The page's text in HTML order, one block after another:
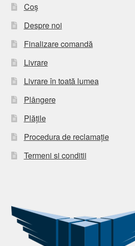
Coș
Despre noi
Finalizare comandă
Livrare
Livrare în toată lumea
Plângere
Plățile
Procedura de reclamație
Termeni si conditii